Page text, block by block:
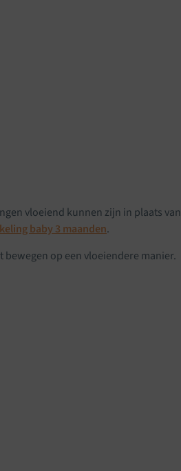
vloeiend kunnen zijn in plaats van
baby 3 maanden.
bewegen op een vloeiendere manier.